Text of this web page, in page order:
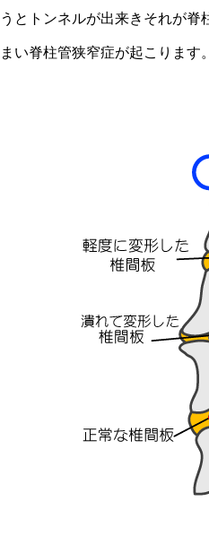
とトンネルが出来きそれが
い脊柱管狭窄症が起こります。